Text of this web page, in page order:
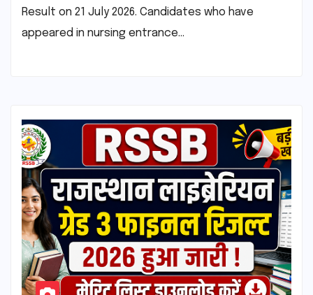
Result on 21 July 2026. Candidates who have
appeared in nursing entrance…